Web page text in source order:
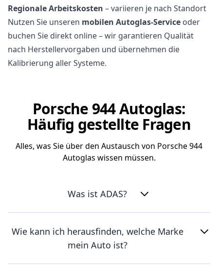
Regionale Arbeitskosten – variieren je nach Standort
Nutzen Sie unseren mobilen Autoglas-Service oder
buchen Sie direkt online – wir garantieren Qualität
nach Herstellervorgaben und übernehmen die
Kalibrierung aller Systeme.
Porsche 944 Autoglas:
Häufig gestellte Fragen
Alles, was Sie über den Austausch von Porsche 944
Autoglas wissen müssen.
Was ist ADAS?
Wie kann ich herausfinden, welche Marke
mein Auto ist?